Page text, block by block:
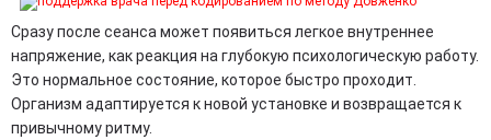
Сразу после сеанса может появиться легкое внутреннее
напряжение, как реакция на глубокую психологическую работу.
Это нормальное состояние, которое быстро проходит.
Организм адаптируется к новой установке и возвращается к
привычному ритму.